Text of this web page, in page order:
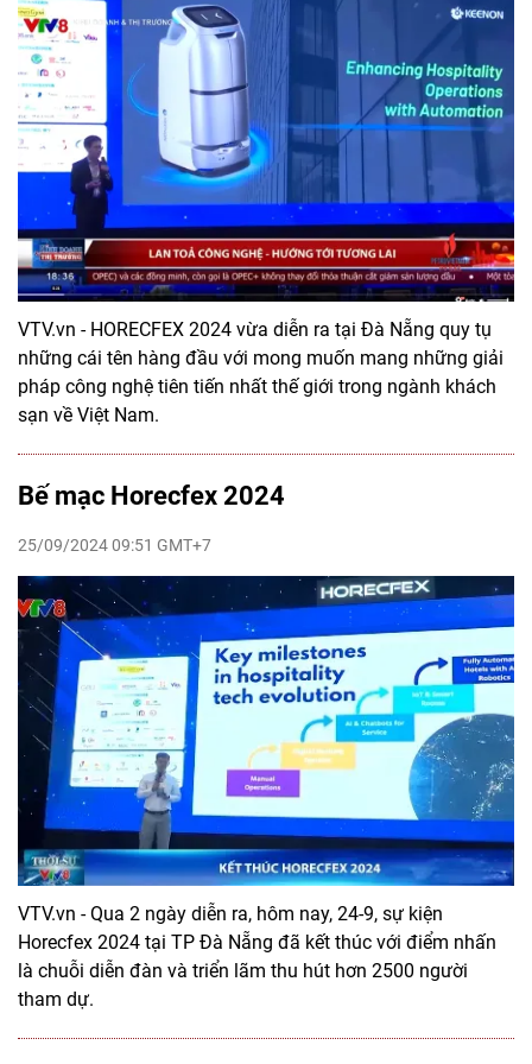
VTV.vn - HORECFEX 2024 vừa diễn ra tại Đà Nẵng quy tụ
những cái tên hàng đầu với mong muốn mang những giải
pháp công nghệ tiên tiến nhất thế giới trong ngành khách
sạn về Việt Nam.
Bế mạc Horecfex 2024
25/09/2024 09:51 GMT+7
VTV.vn - Qua 2 ngày diễn ra, hôm nay, 24-9, sự kiện
Horecfex 2024 tại TP Đà Nẵng đã kết thúc với điểm nhấn
là chuỗi diễn đàn và triển lãm thu hút hơn 2500 người
tham dự.